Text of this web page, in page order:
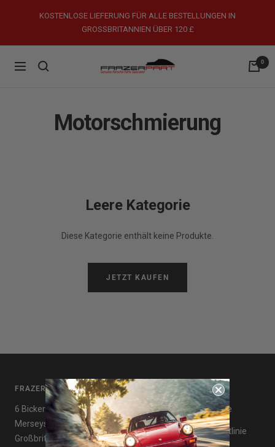
KOSTENLOSE LIEFERUNG FÜR ALLE BESTELLUNGEN IN
GROSSBRITANNIEN ÜBER 120 £
Navigation
FrazerPart
Spares
0
Motorschmierung
Leere Kategorie
Diese Kategorie enthält keine Produkte.
JETZT KAUFEN
FRAZERPART
6 Bickerton Ave, Wirral,
Merseyside, CH63 5NB,
Großbritannien
NÜTZLICHE LINKS
Datenschutzrichtlinie
Rückerstattungsrichtlinie